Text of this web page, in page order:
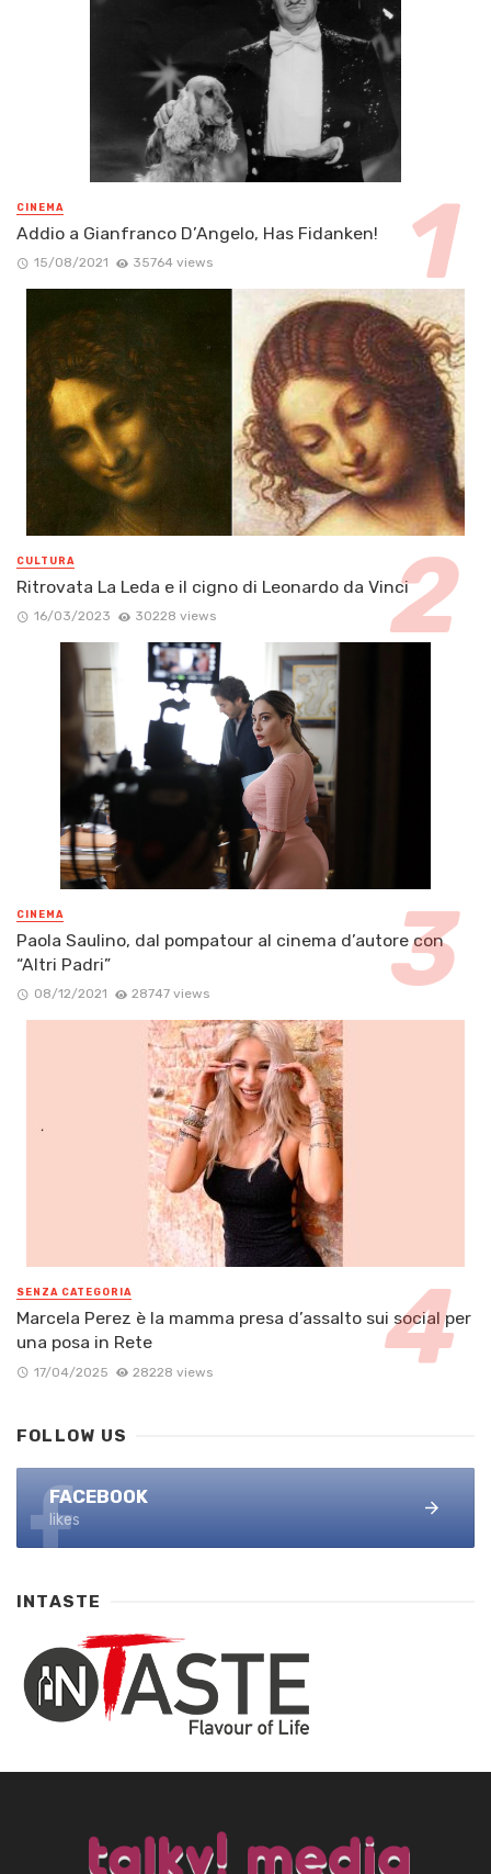
CINEMA
Addio a Gianfranco D’Angelo, Has Fidanken!
15/08/2021 35764 views
CULTURA
Ritrovata La Leda e il cigno di Leonardo da Vinci
16/03/2023 30228 views
CINEMA
Paola Saulino, dal pompatour al cinema d’autore con
“Altri Padri”
08/12/2021 28747 views
SENZA CATEGORIA
Marcela Perez è la mamma presa d’assalto sui social per
una posa in Rete
17/04/2025 28228 views
FOLLOW US
FACEBOOK
likes
INTASTE